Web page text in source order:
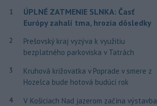
1
ÚPLNÉ ZATMENIE SLNKA: Časť
Európy zahalí tma, hrozia dôsledky
2
Prešovský kraj vyzýva k využitiu
bezplatného parkoviska v Tatrách
3
Kruhová križovatka v Poprade v smere z
Hozelca bude hotová budúci rok
4
V Košiciach Nad jazerom začína výstavba